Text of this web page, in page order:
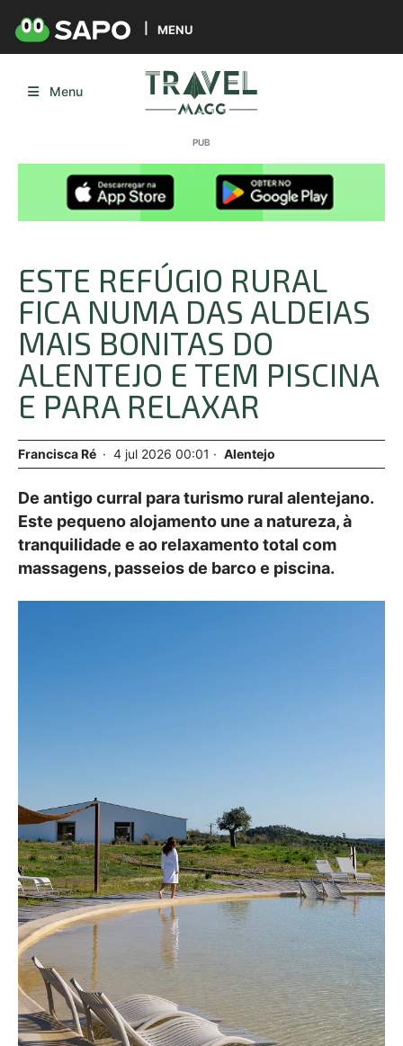
MENU
Menu
ESTE REFÚGIO RURAL
FICA NUMA DAS ALDEIAS
MAIS BONITAS DO
ALENTEJO E TEM PISCINA
E PARA RELAXAR
Francisca Ré 4 jul 2026 00:01 Alentejo
De antigo curral para turismo rural alentejano.
Este pequeno alojamento une a natureza, à
tranquilidade e ao relaxamento total com
massagens, passeios de barco e piscina.